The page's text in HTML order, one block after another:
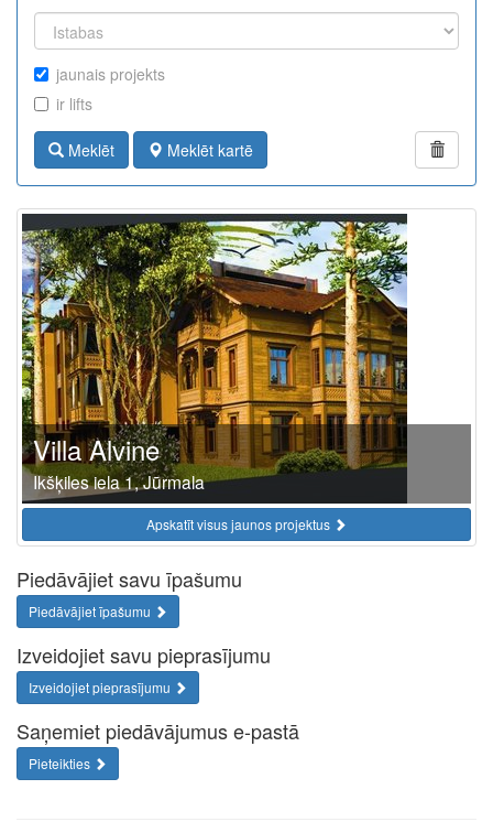
jaunais projekts
ir lifts
Meklēt Meklēt kartē
Villa Alvine
Ikšķiles iela 1, Jūrmala
Apskatīt visus jaunos projektus
Piedāvājiet savu īpašumu
Piedāvājiet īpašumu
Izveidojiet savu pieprasījumu
Izveidojiet pieprasījumu
Saņemiet piedāvājumus e-pastā
Pieteikties